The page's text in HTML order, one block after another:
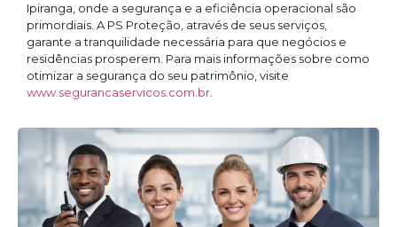
Ipiranga, onde a segurança e a eficiência operacional são
primordiais. A PS Proteção, através de seus serviços,
garante a tranquilidade necessária para que negócios e
residências prosperem. Para mais informações sobre como
otimizar a segurança do seu patrimônio, visite
www.segurancaservicos.com.br